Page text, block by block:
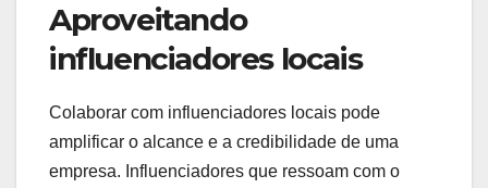
Aproveitando
influenciadores locais
Colaborar com influenciadores locais pode
amplificar o alcance e a credibilidade de uma
empresa. Influenciadores que ressoam com o